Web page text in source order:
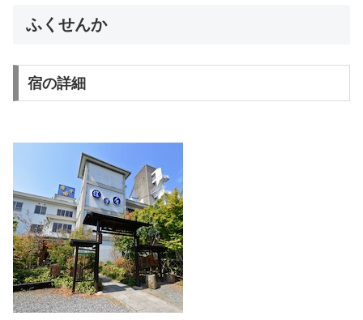
ふくせんか
宿の詳細